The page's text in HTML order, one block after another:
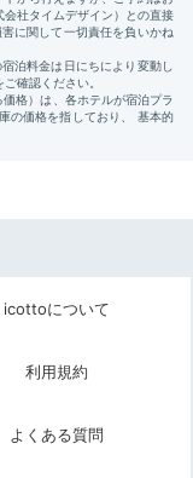
icottoについて
利用規約
よくある質問